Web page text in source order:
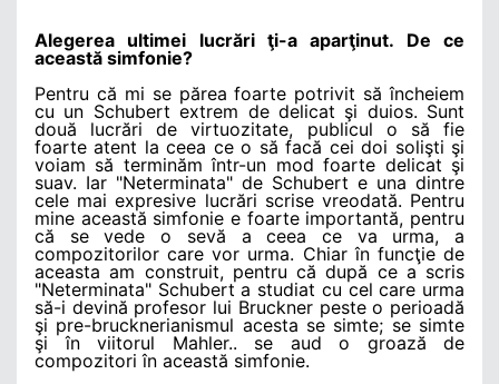
Alegerea ultimei lucrări ţi-a aparţinut. De ce
această simfonie?
Pentru că mi se părea foarte potrivit să încheiem
cu un Schubert extrem de delicat şi duios. Sunt
două lucrări de virtuozitate, publicul o să fie
foarte atent la ceea ce o să facă cei doi solişti şi
voiam să terminăm într-un mod foarte delicat şi
suav. Iar "Neterminata" de Schubert e una dintre
cele mai expresive lucrări scrise vreodată. Pentru
mine această simfonie e foarte importantă, pentru
că se vede o sevă a ceea ce va urma, a
compozitorilor care vor urma. Chiar în funcţie de
aceasta am construit, pentru că după ce a scris
"Neterminata" Schubert a studiat cu cel care urma
să-i devină profesor lui Bruckner peste o perioadă
şi pre-brucknerianismul acesta se simte; se simte
şi în viitorul Mahler.. se aud o groază de
compozitori în această simfonie.